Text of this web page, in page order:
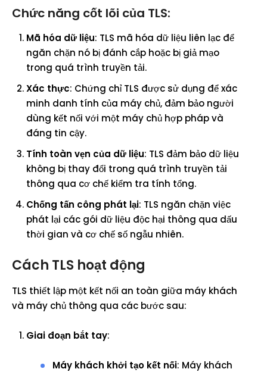
Chức năng cốt lõi của TLS:
Mã hóa dữ liệu: TLS mã hóa dữ liệu liên lạc để
ngăn chặn nó bị đánh cắp hoặc bị giả mạo
trong quá trình truyền tải.
Xác thực: Chứng chỉ TLS được sử dụng để xác
minh danh tính của máy chủ, đảm bảo người
dùng kết nối với một máy chủ hợp pháp và
đáng tin cậy.
Tính toàn vẹn của dữ liệu: TLS đảm bảo dữ liệu
không bị thay đổi trong quá trình truyền tải
thông qua cơ chế kiểm tra tính tổng.
Chống tấn công phát lại: TLS ngăn chặn việc
phát lại các gói dữ liệu độc hại thông qua dấu
thời gian và cơ chế số ngẫu nhiên.
Cách TLS hoạt động
TLS thiết lập một kết nối an toàn giữa máy khách
và máy chủ thông qua các bước sau:
Giai đoạn bắt tay:
Máy khách khởi tạo kết nối: Máy khách